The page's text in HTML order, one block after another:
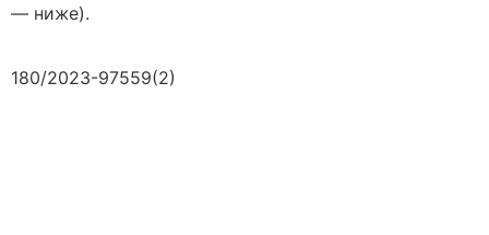
— ниже).
180/2023-97559(2)